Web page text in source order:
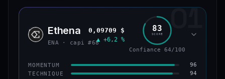
01
ENA Ethena
ENA · capi #68
0,09709 $
▲ +6,2 %
83
SCORE
Confiance 64/100
MOMENTUM 96
TECHNIQUE 94